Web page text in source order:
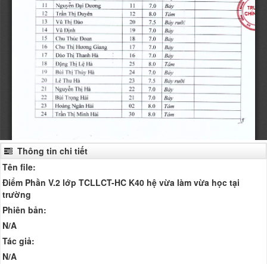
Thông tin chi tiết
Tên file:
Điểm Phần V.2 lớp TCLLCT-HC K40 hệ vừa làm vừa học tại
trường
Phiên bản:
N/A
Tác giả:
N/A